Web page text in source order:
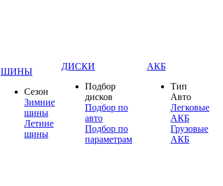
ШИНЫ
Сезон
Зимние
шины
Летние
шины
ДИСКИ
Подбор
дисков
Подбор по
авто
Подбор по
параметрам
АКБ
Тип
Авто
Легковые
АКБ
Грузовые
АКБ